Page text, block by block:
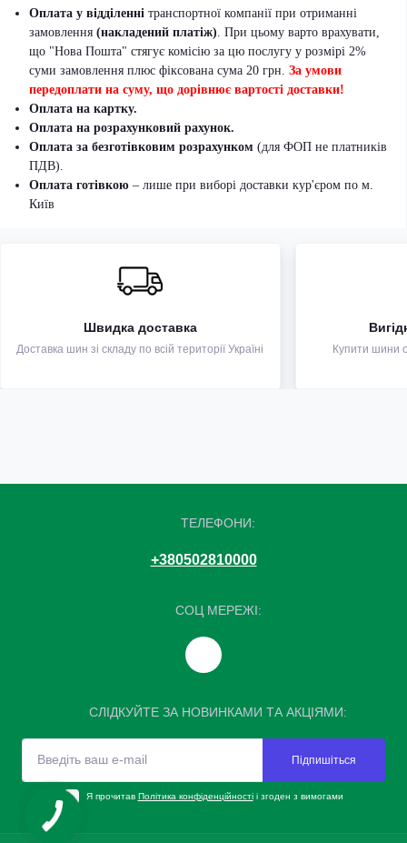
Оплата у відділенні транспортної компанії при отриманні
замовлення (накладений платіж). При цьому варто врахувати,
що "Нова Пошта" стягує комісію за цю послугу у розмірі 2%
суми замовлення плюс фіксована сума 20 грн. За умови
передоплати на суму, що дорівнює вартості доставки!
Оплата на картку.
Оплата на розрахунковий рахунок.
Оплата за безготівковим розрахунком (для ФОП не платників
ПДВ).
Оплата готівкою – лише при виборі доставки кур'єром по м.
Київ
Швидка доставка
Доставка шин зі складу по всій території Україні Купити шини
ТЕЛЕФОНИ:
+380502810000
СОЦ МЕРЕЖІ:
СЛІДКУЙТЕ ЗА НОВИНКАМИ ТА АКЦІЯМИ:
Підпишіться
Я прочитав Політика конфіденційностіі згоден з вимогами